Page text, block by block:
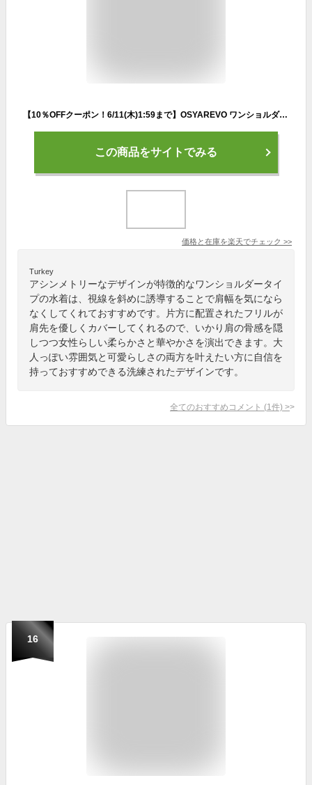
【10％OFFクーポン！6/11(木)1:59まで】OSYAREVO ワンショルダー フリル ビキニ 水着 セットアップ レディース 水着
この商品をサイトでみる
価格と在庫を楽天でチェック >>
Turkey
アシンメトリーなデザインが特徴的なワンショルダータイ
プの水着は、視線を斜めに誘導することで肩幅を気になら
なくしてくれておすすめです。片方に配置されたフリルが
肩先を優しくカバーしてくれるので、いかり肩の骨感を隠
しつつ女性らしい柔らかさと華やかさを演出できます。大
人っぽい雰囲気と可愛らしさの両方を叶えたい方に自信を
持っておすすめできる洗練されたデザインです。
全てのおすすめコメント (1 件) >
16